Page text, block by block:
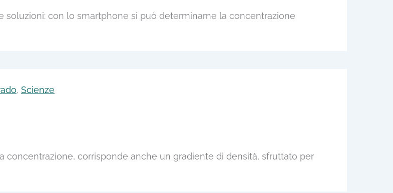
con lo smartphone si può determinarne la concentrazione
, Scienze
corrisponde anche un gradiente di densità, sfruttato per